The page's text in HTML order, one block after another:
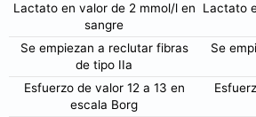
Lactato en valor de 2 mmol/l en
sangre
Lactato
Se empiezan a reclutar fibras
de tipo IIa
Se
Esfuerzo de valor 12 a 13 en
escala Borg